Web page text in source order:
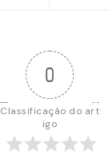
0
Classificação do art
igo